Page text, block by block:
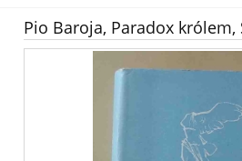
Pio Baroja, Paradox królem,